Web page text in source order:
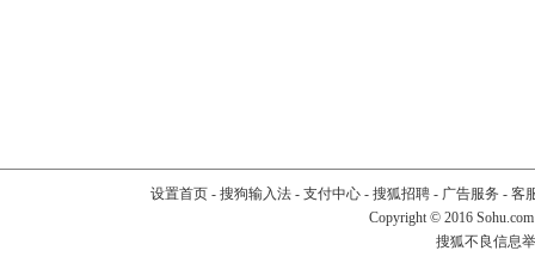
设置首页- 搜狗输入法- 支付中心- 搜狐招聘- 广告服务 - 客
Copyright © 2016
搜狐不良信息